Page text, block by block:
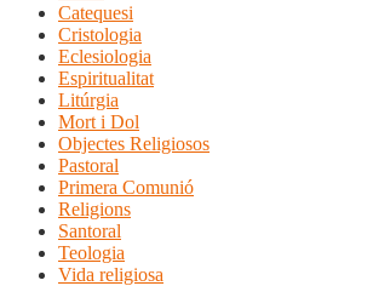
Catequesi
Cristologia
Eclesiologia
Espiritualitat
Litúrgia
Mort i Dol
Objectes Religiosos
Pastoral
Primera Comunió
Religions
Santoral
Teologia
Vida religiosa